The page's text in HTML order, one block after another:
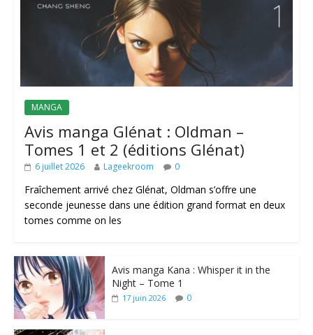
MANGA
Avis manga Glénat : Oldman –
Tomes 1 et 2 (éditions Glénat)
6 juillet 2026 Lageekroom 0
Fraîchement arrivé chez Glénat, Oldman s’offre une
seconde jeunesse dans une édition grand format en deux
tomes comme on les
Avis manga Kana : Whisper it in the
Night – Tome 1
17 juin 2026 0